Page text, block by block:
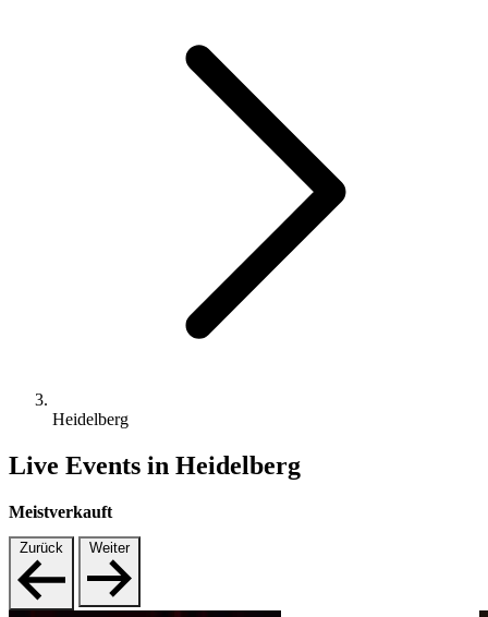
Heidelberg
Live Events in Heidelberg
Meistverkauft
Zurück Weiter